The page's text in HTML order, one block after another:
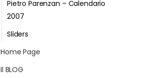
Pietro Parenzan – Calendario
2007
Sliders
Home Page
Il BLOG